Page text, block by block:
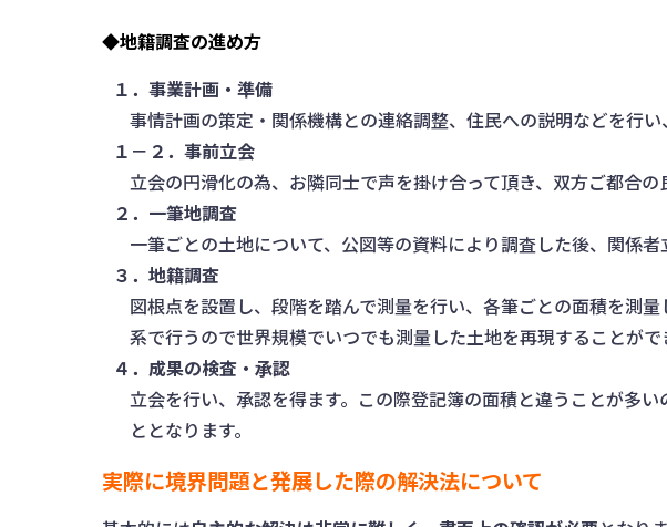
◆地籍調査の進め方
１．事業計画・準備
事情計画の策定・関係機構との連絡調整、住民への説明などを行い
１－２．事前立会
立会の円滑化の為、お隣同士で声を掛け合って頂き、双方ご都合の
２．一筆地調査
一筆ごとの土地について、公図等の資料により調査した後、関係
３．地籍調査
図根点を設置し、段階を踏んで測量を行い、各筆ごとの面積を測
系で行うので世界規模でいつでも測量した土地を再現することがで
４．成果の検査・承認
立会を行い、承認を得ます。この際登記簿の面積と違うことが多
ととなります。
実際に境界問題と発展した際の解決法について